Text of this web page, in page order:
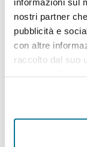
nostri partner
pubblicità e
con altre
raccolto dal suo
crmcsr